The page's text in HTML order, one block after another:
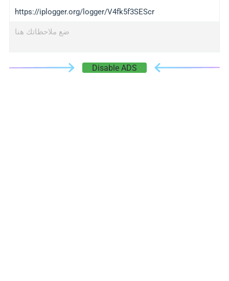
https://iplogger.org/logger/V4fk5f3SEScr
ضع ملاحظاتك هنا
Disable ADS